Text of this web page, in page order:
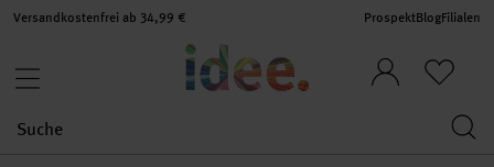
Versandkostenfrei ab 34,99 € ProspektBlogFilialen